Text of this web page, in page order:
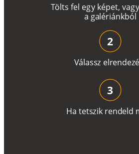
Tölts fel egy képet, vagy
a galériánkból
Válassz elrendez
2
Ha tetszik rendeld
3